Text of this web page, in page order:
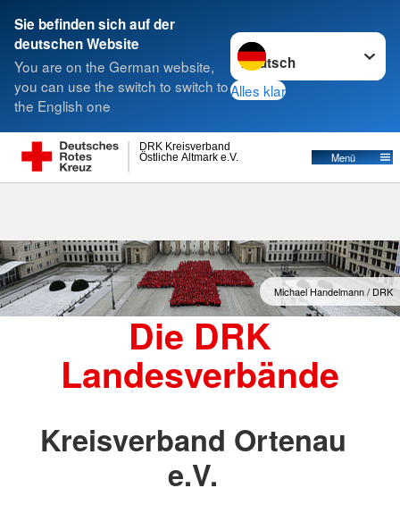
Sie befinden sich auf der
deutschen Website
You are on the German website,
you can use the switch to switch to
the English one
Sprache wechseln zu
Alles klar
Östliche Altmark e.V.
DRK Kreisverband
Menü
Suche
Landesverbände
Michael Handelmann / DRK
Die DRK
Landesverbände
Kreisverband Ortenau
e.V.